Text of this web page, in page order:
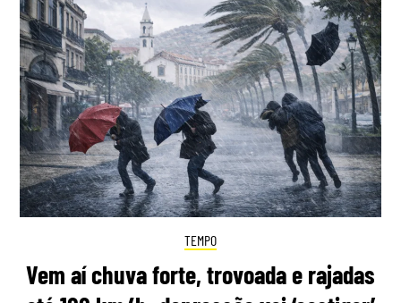
TEMPO
Vem aí chuva forte, trovoada e rajadas